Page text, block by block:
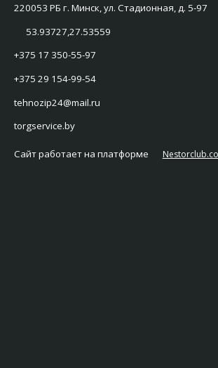
220053 РБ г. Минск, ул. Стадионная, д. 5-97
53.93727,27.53559
+375 17 350-55-97
+375 29 154-99-54
tehnozip24@mail.ru
torgservice.by
Сайт работает на платформе